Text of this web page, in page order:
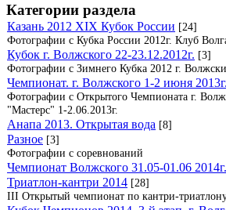
Категории раздела
Казань 2012 XIX Кубок России [24]
Фотографии с Кубка России 2012г. Клуб
Кубок г. Волжского 22-23.12.2012г. [3]
Фотографии с Зимнего Кубка 2012 г.
Чемпионат. г. Волжского 1-2 июня 2013г.
Фотографии с Открытого Чемпионата г.
"Мастерс" 1-2.06.2013г.
Анапа 2013. Открытая вода [8]
Разное [3]
Фотографии с соревнований
Чемпионат Волжского 31.05-01.06 2014г.
Триатлон-кантри 2014 [28]
III Открытый чемпионат по кантри-